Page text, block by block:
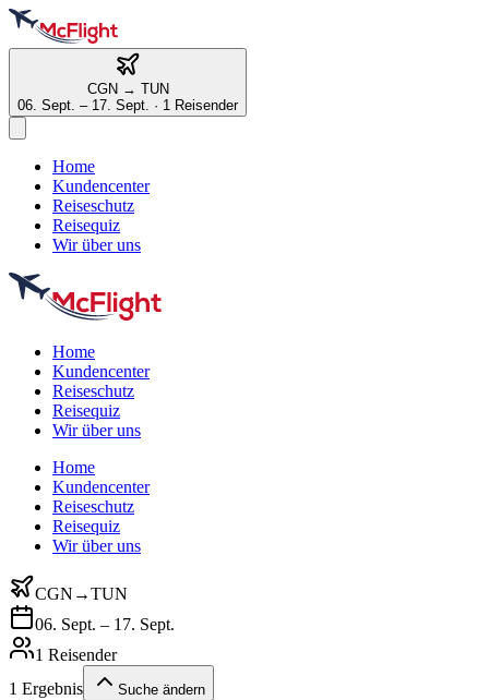
CGN → TUN
06. Sept. – 17. Sept. · 1 Reisender
Home
Kundencenter
Reiseschutz
Reisequiz
Wir über uns
Home
Kundencenter
Reiseschutz
Reisequiz
Wir über uns
Home
Kundencenter
Reiseschutz
Reisequiz
Wir über uns
CGN →TUN
06. Sept. – 17. Sept.
1 Reisender
1 Ergebnis Suche ändern